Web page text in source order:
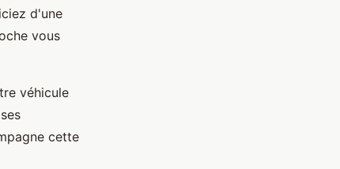
d'une
vous
véhicule
cette